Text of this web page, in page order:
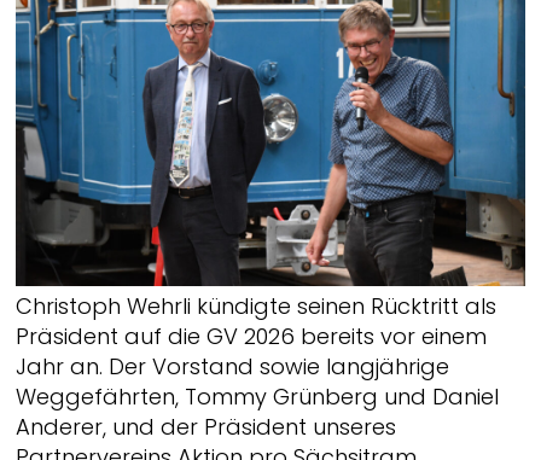
Christoph Wehrli kündigte seinen Rücktritt als
Präsident auf die GV 2026 bereits vor einem
Jahr an. Der Vorstand sowie langjährige
Weggefährten, Tommy Grünberg und Daniel
Anderer, und der Präsident unseres